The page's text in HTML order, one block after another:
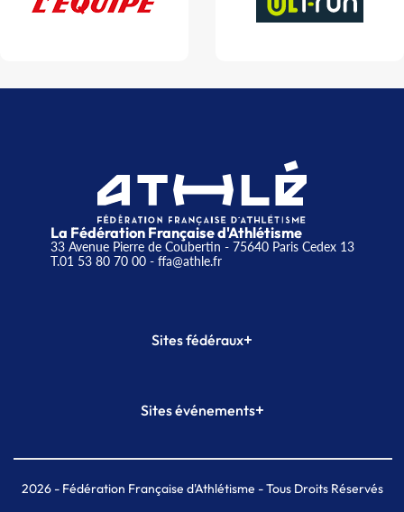
La Fédération Française d'Athlétisme
33 Avenue Pierre de Coubertin - 75640 Paris Cedex 13
T.01 53 80 70 00- ffa@athle.fr
Sites fédéraux+
Plateforme Formation
Sites événements+
Meeting de Paris indoor
MAIF Ekiden de Paris
2026- Fédération Française d'Athlétisme - Tous Droits Réservés